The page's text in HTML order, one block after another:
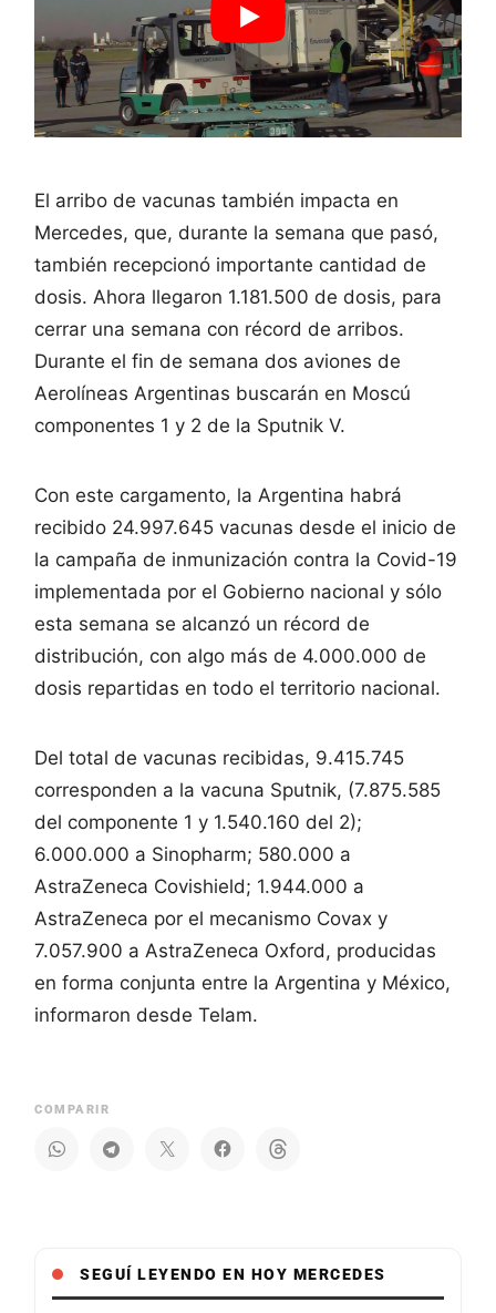
El arribo de vacunas también impacta en
Mercedes, que, durante la semana que pasó,
también recepcionó importante cantidad de
dosis. Ahora llegaron 1.181.500 de dosis, para
cerrar una semana con récord de arribos.
Durante el fin de semana dos aviones de
Aerolíneas Argentinas buscarán en Moscú
componentes 1 y 2 de la Sputnik V.
Con este cargamento, la Argentina habrá
recibido 24.997.645 vacunas desde el inicio de
la campaña de inmunización contra la Covid-19
implementada por el Gobierno nacional y sólo
esta semana se alcanzó un récord de
distribución, con algo más de 4.000.000 de
dosis repartidas en todo el territorio nacional.
Del total de vacunas recibidas, 9.415.745
corresponden a la vacuna Sputnik, (7.875.585
del componente 1 y 1.540.160 del 2);
6.000.000 a Sinopharm; 580.000 a
AstraZeneca Covishield; 1.944.000 a
AstraZeneca por el mecanismo Covax y
7.057.900 a AstraZeneca Oxford, producidas
en forma conjunta entre la Argentina y México,
informaron desde Telam.
COMPARIR
SEGUÍ LEYENDO EN HOY MERCEDES